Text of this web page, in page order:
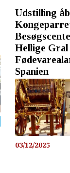
Udstilling
Hellige Gral
Spanien
03/12/2025